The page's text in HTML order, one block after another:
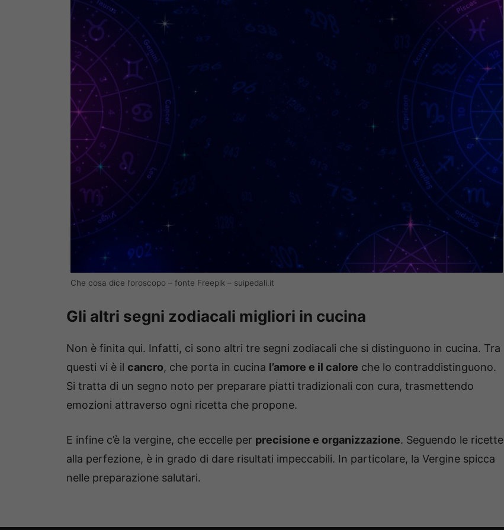
Che cosa dice l’oroscopo – fonte Freepik – suipedali.it
Gli altri segni zodiacali migliori in cucina
Non è finita qui. Infatti, ci sono altri tre segni zodiacali che si distinguono in cucina. Tra
questi vi è il cancro, che porta in cucina l’amore e il calore che lo contraddistinguono.
Si tratta di un segno noto per preparare piatti tradizionali con cura, trasmettendo
emozioni attraverso ogni ricetta che propone.
E infine c’è la vergine, che eccelle per precisione e organizzazione. Seguendo le ricette
alla perfezione, è in grado di dare risultati impeccabili. In particolare, la Vergine spicca
nelle preparazione salutari.